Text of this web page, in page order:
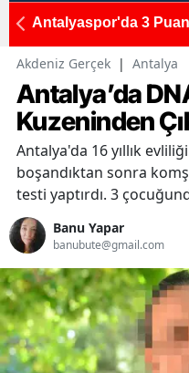
Antalyaspor'da 3
Akdeniz Gerçek | Antalya
Antalya’da
Kuzeninden
Antalya'da 16 yıllık
boşandıktan sonra
testi yaptırdı. 3
Banu Yapar
banubute@gmail.com